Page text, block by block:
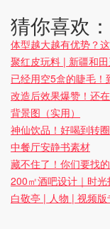
猜你喜欢：
体型越大越有优势？
聚红皮玩料 | 新疆和
已经用空5盒的睫毛！
改造后效果爆赞！还
背景图（实用）
神仙饮品！好喝到转
中餐厅安静书素材
藏不住了！你们要找
200㎡酒吧设计｜时
白敬亭 | 人物 | 视频版